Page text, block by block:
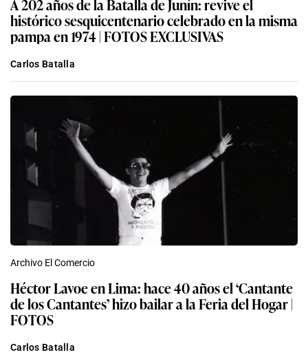
A 202 años de la Batalla de Junín: revive el
histórico sesquicentenario celebrado en la misma
pampa en 1974 | FOTOS EXCLUSIVAS
Carlos Batalla
Archivo El Comercio
Héctor Lavoe en Lima: hace 40 años el ‘Cantante
de los Cantantes’ hizo bailar a la Feria del Hogar |
FOTOS
Carlos Batalla